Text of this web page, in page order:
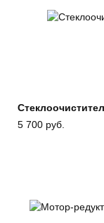
5 700 руб.